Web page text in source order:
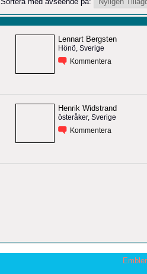
Lennart Bergsten
Hönö, Sverige
Kommentera
Henrik Widstrand
österåker, Sverige
Kommentera